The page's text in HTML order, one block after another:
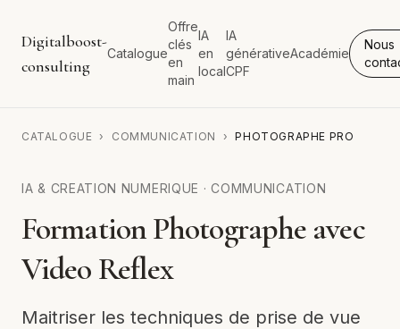
Digitalboost-
consulting
Catalogue
Offre
clés
en
main
IA
en
local
IA
générative
CPF
Académie
Nous
CATALOGUE › COMMUNICATION › PHOTOGRAPHE PRO
IA & CREATION NUMERIQUE ·COMMUNICATION
Formation Photographe avec
Video Reflex
Maitriser les techniques de prise de vue